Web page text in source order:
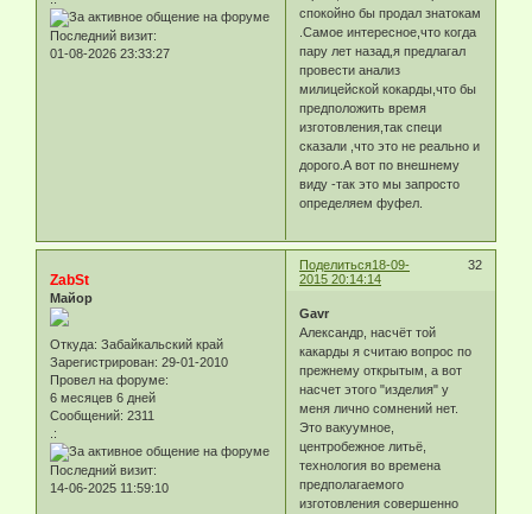
Последний визит:
01-08-2026 23:33:27
спокойно бы продал знатокам
.Самое интересное,что когда
пару лет назад,я предлагал
провести анализ
милицейской кокарды,что бы
предположить время
изготовления,так специ
сказали ,что это не реально и
дорого.А вот по внешнему
виду -так это мы запросто
определяем фуфел.
Поделиться 32
18-09-
2015 20:14:14
ZabSt
Майор
Откуда: Забайкальский край
Зарегистрирован: 29-01-2010
Провел на форуме:
6 месяцев 6 дней
Сообщений: 2311
.:
Последний визит:
14-06-2025 11:59:10
Gavr
Александр, насчёт той
какарды я считаю вопрос по
прежнему открытым, а вот
насчет этого "изделия" у
меня лично сомнений нет.
Это вакуумное,
центробежное литьё,
технология во времена
предполагаемого
изготовления совершенно